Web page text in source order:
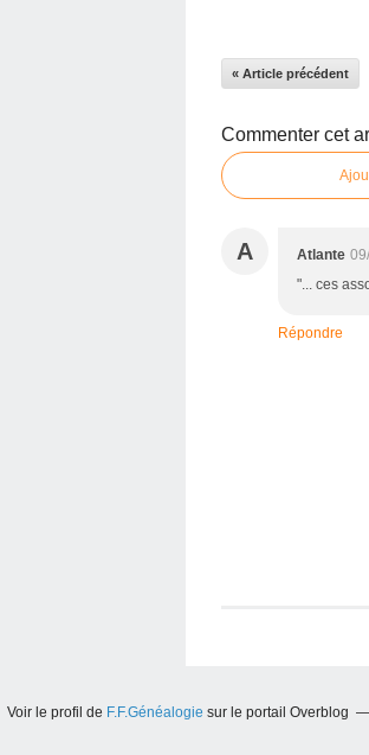
« Article précédent
Commenter cet
A Atlante
"... ces
Répondre
Voir le profil de F.F.Généalogie sur le portail Overblog